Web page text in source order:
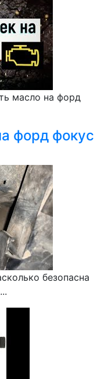
масло на форд
форд фокус
безопасна